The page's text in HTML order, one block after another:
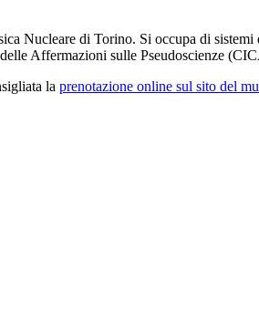
Nucleare di Torino. Si occupa di
Affermazioni sulle Pseudoscienze
la prenotazione online sul sito del